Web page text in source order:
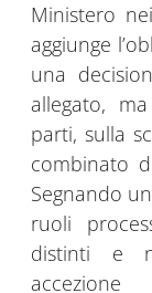
Ministero
aggiunge
una
allegato,
parti, sulla
combinato
Segnando
ruoli
distinti e